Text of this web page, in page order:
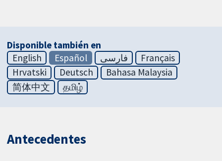
Disponible también en
English
Español فارسی
Français
Hrvatski
Deutsch
Bahasa Malaysia
简体中文
தமிழ்
Antecedentes